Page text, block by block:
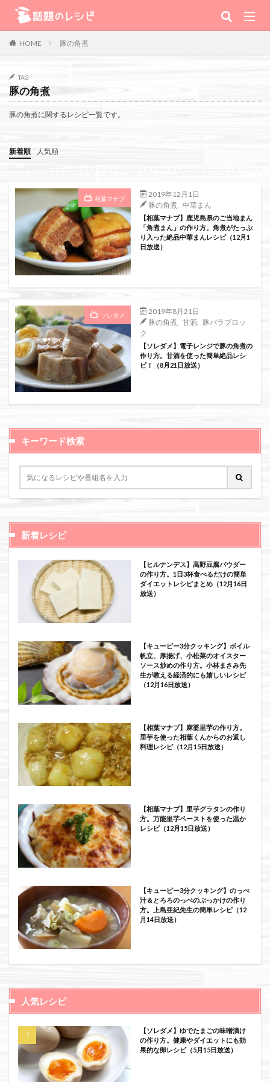
HOME 豚の角煮
TAG
豚の角煮
豚の角煮に関するレシピ一覧です。
新着順 人気順
相葉マナブ
2019年12月1日
豚の角煮
中華まん
【相葉マナブ】鹿児島県のご当地まん
「角煮まん」の作り方。角煮がたっぷ
り入った絶品中華まんレシピ（12月1
日放送）
ソレダメ
2019年8月21日
豚の角煮
甘酒
豚バラブロッ
ク
【ソレダメ】電子レンジで豚の角煮の
作り方。甘酒を使った簡単絶品レシ
ピ！（8月21日放送）
キーワード検索
新着レシピ
【ヒルナンデス】高野豆腐パウダー
の作り方。1日3杯食べるだけの簡単
ダイエットレシピまとめ（12月16日
放送）
【キューピー3分クッキング】ボイル
帆立、厚揚げ、小松菜のオイスター
ソース炒めの作り方。小林まさみ先
生が教える経済的にも嬉しいレシピ
（12月16日放送）
【相葉マナブ】麻婆里芋の作り方。
里芋を使った相葉くんからのお返し
料理レシピ（12月15日放送）
【相葉マナブ】里芋グラタンの作り
方。万能里芋ペーストを使った温か
レシピ（12月15日放送）
【キューピー3分クッキング】のっぺ
汁＆とろろのっぺのぶっかけの作り
方。上島亜紀先生の簡単レシピ（12
月14日放送）
人気レシピ
【ソレダメ】ゆでたまごの味噌漬け
の作り方。健康やダイエットにも効
果的な卵レシピ（5月15日放送）
キーワード
TV番組
Warning: Use of undefined constant 番組 - assumed '番組' (this will
throw an Error in a future version of PHP) in
/home/xs111inc/wadai.info/public_html/wp-content/themes/the-
thor-child/searchform-refine.php on line 41